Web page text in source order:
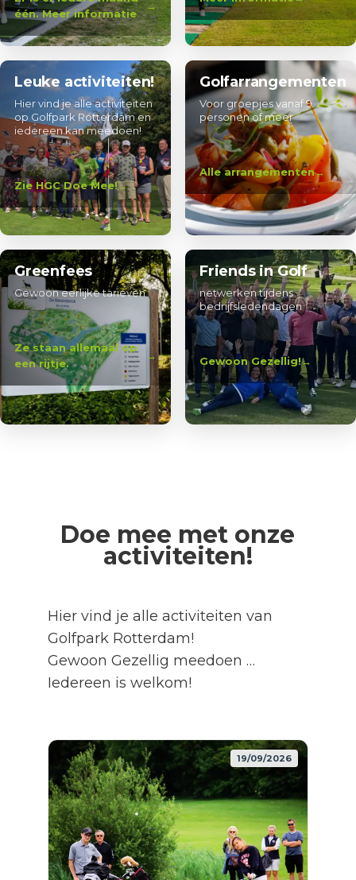
één. Meer informatie
Leuke activiteiten!
Hier vind je alle activiteiten
op Golfpark Rotterdam en
iedereen kan meedoen!
Zie HGC Doe Mee!
Golfarrangementen
Voor groepjes vanaf 9
personen of meer
Alle arrangementen
Greenfees
Gewoon eerlijke tarieven
Ze staan allemaal op
een rijtje.
Friends in Golf
netwerken tijdens
bedrijfsledendagen
Gewoon Gezellig!
Doe mee met onze
activiteiten!
Hier vind je alle activiteiten van
Golfpark Rotterdam!
Gewoon Gezellig meedoen …
Iedereen is welkom!
19/09/2026